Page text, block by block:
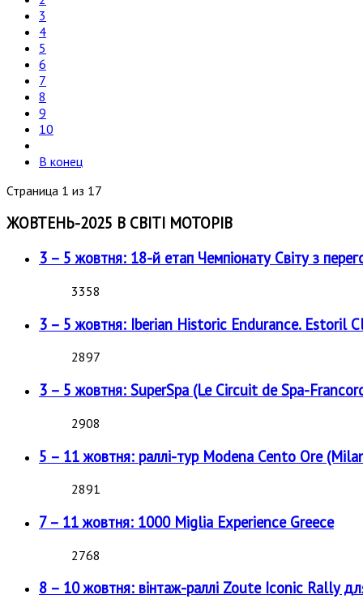
3
4
5
6
7
8
9
10
В конец
Страница 1 из 17
ЖОВТЕНЬ-2025 В СВІТІ МОТОРІВ
3 – 5 жовтня: 18-й етап Чемпіонату Світу з
3358
3 – 5 жовтня: Iberian Historic Endurance. Estoril
2897
3 – 5 жовтня: SuperSpa (Le Circuit de Spa-
2908
5 – 11 жовтня: раллі-тур Modena Cento Ore
2891
7 – 11 жовтня: 1000 Miglia Experience Greece
2768
8 – 10 жовтня: вінтаж-раллі Zoute Iconic Rally